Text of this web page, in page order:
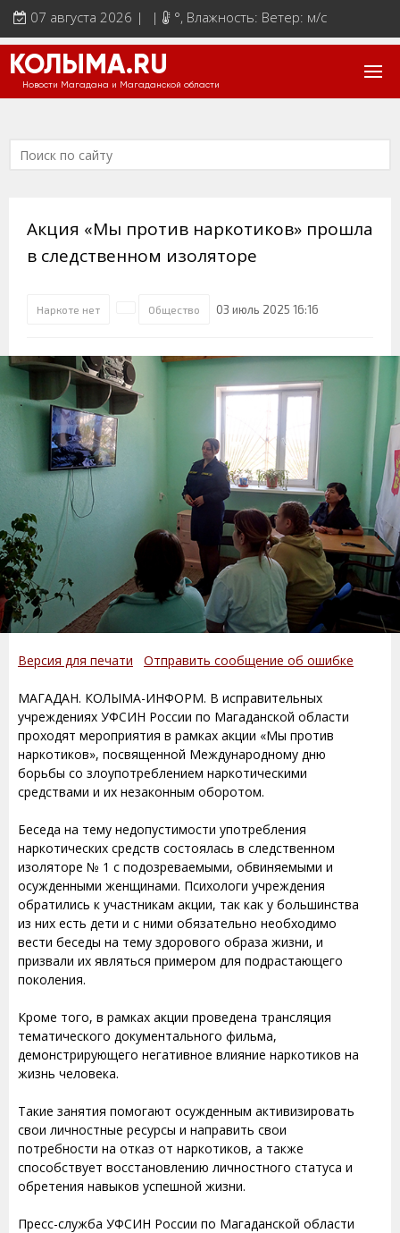
07 августа 2026 | | °, Влажность: Ветер: м/с
КОЛЫМА.RU
Новости Магадана и Магаданской области
Акция «Мы против наркотиков» прошла
в следственном изоляторе
Наркоте нет Общество 03 июль 2025 16:16
Версия для печати Отправить сообщение об ошибке
МАГАДАН. КОЛЫМА-ИНФОРМ. В исправительных
учреждениях УФСИН России по Магаданской области
проходят мероприятия в рамках акции «Мы против
наркотиков», посвященной Международному дню
борьбы со злоупотреблением наркотическими
средствами и их незаконным оборотом.
Беседа на тему недопустимости употребления
наркотических средств состоялась в следственном
изоляторе № 1 с подозреваемыми, обвиняемыми и
осужденными женщинами. Психологи учреждения
обратились к участникам акции, так как у большинства
из них есть дети и с ними обязательно необходимо
вести беседы на тему здорового образа жизни, и
призвали их являться примером для подрастающего
поколения.
Кроме того, в рамках акции проведена трансляция
тематического документального фильма,
демонстрирующего негативное влияние наркотиков на
жизнь человека.
Такие занятия помогают осужденным активизировать
свои личностные ресурсы и направить свои
потребности на отказ от наркотиков, а также
способствует восстановлению личностного статуса и
обретения навыков успешной жизни.
Пресс-служба УФСИН России по Магаданской области